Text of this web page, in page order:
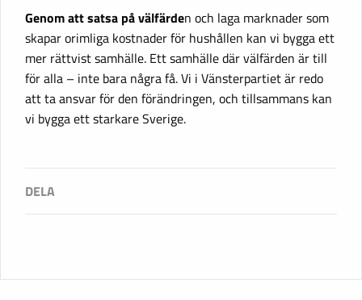
Genom att satsa på välfärden och laga marknader som
skapar orimliga kostnader för hushållen kan vi bygga ett
mer rättvist samhälle. Ett samhälle där välfärden är till
för alla – inte bara några få. Vi i Vänsterpartiet är redo
att ta ansvar för den förändringen, och tillsammans kan
vi bygga ett starkare Sverige.